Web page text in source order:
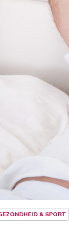
& SPORT